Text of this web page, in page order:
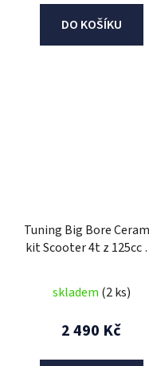
DO KOŠÍKU
Tuning Big Bore
kit Scooter 4t z 125cc
skladem (2 ks)
2 490 Kč